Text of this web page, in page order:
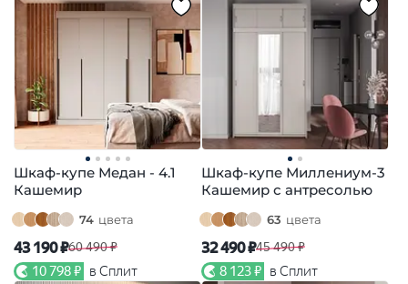
Шкаф-купе Медан - 4.1
Кашемир
74 цвета
43 190 ₽60 490 ₽
10 798 ₽ в Сплит
Шкаф-купе Миллениум-3
Кашемир с антресолью
63 цвета
32 490 ₽45 490 ₽
8 123 ₽ в Сплит